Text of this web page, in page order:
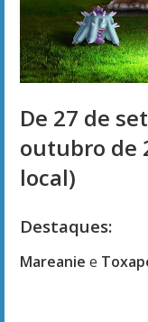
De 27 de
outubro de
local)
Destaques:
Mareanie e